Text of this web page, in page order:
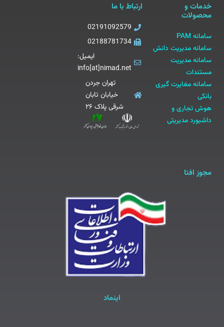
خدمات و
محصولات
سامانه PAM
سامانه مدیریت دانش
سامانه مدیریت
مستندات
سامانه مغایرت گیری
بانکی
هوش تجاری و
داشبورد مدیریتی
ارتباط با ما
02191092579
02188781734
ایمیل:
info[at]nimad.net
تهران جردن
خیابان تابان
شرقی پلاک ۲۶
مجوز افتا
اینماد